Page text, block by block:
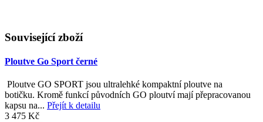
Související zboží
Ploutve Go Sport černé
Ploutve GO SPORT jsou ultralehké kompaktní ploutve na
botičku. Kromě funkcí původních GO ploutví mají přepracovanou
kapsu na... Přejít k detailu
3 475 Kč